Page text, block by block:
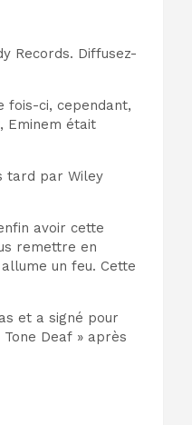
Records. Diffusez-
fois-ci, cependant,
Eminem était
tard par Wiley
avoir cette
remettre en
un feu. Cette
et a signé pour
Deaf » après